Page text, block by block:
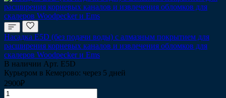
Насадка Е5D (без подачи воды) с алмазным покрытием для
расширения корневых каналов и извлечения обломков для
скалеров Woodpecker и Ems
В наличии Арт. Е5D
Курьером в Кемерово: через 5 дней
2900₽